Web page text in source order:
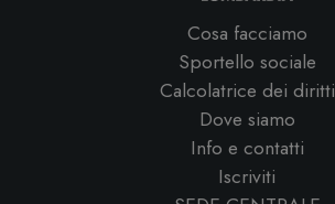
Cosa facciamo
Sportello sociale
Calcolatrice dei diritti
Dove siamo
Info e contatti
Iscriviti